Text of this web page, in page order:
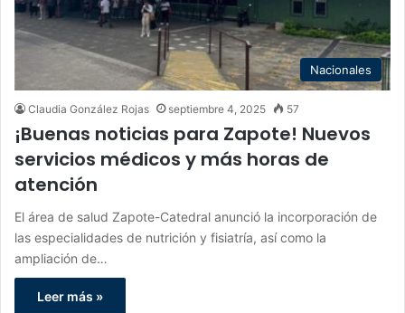
Nacionales
Claudia González Rojas septiembre 4, 2025 57
¡Buenas noticias para Zapote! Nuevos
servicios médicos y más horas de
atención
El área de salud Zapote-Catedral anunció la incorporación de
las especialidades de nutrición y fisiatría, así como la
ampliación de…
Leer más »